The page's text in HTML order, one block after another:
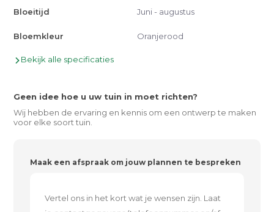
Bloeitijd Juni - augustus
Bloemkleur Oranjerood
Bekijk alle specificaties
Geen idee hoe u uw tuin in moet richten?
Wij hebben de ervaring en kennis om een ontwerp te maken
voor elke soort tuin.
Maak een afspraak om jouw plannen te bespreken